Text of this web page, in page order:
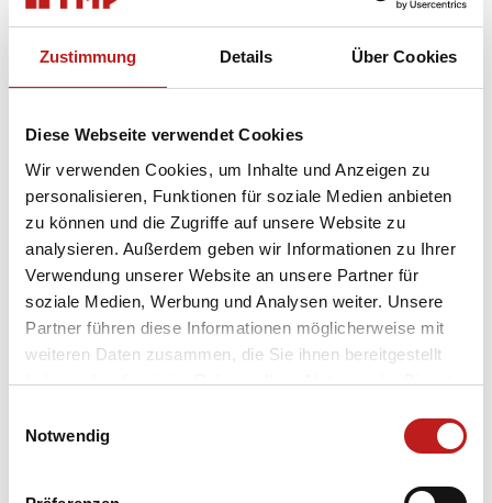
Zustimmung Details Über Cookies
Diese Webseite verwendet Cookies
Wir verwenden Cookies, um Inhalte und Anzeigen zu
personalisieren, Funktionen für soziale Medien anbieten
zu können und die Zugriffe auf unsere Website zu
analysieren. Außerdem geben wir Informationen zu Ihrer
Verwendung unserer Website an unsere Partner für
soziale Medien, Werbung und Analysen weiter. Unsere
Partner führen diese Informationen möglicherweise mit
weiteren Daten zusammen, die Sie ihnen bereitgestellt
haben oder die sie im Rahmen Ihrer Nutzung der Dienste
Datenschutz
Notwendig
Es war für alle Beteiligten aufschlussreich,
unterschiedliche Einschätzungen und Meinungen
zu hören. Nur durch gegenseitiges Zuhören und den
der Offenheit, Toleranz und des
Miteinanders bewahren, das uns bei TMP sehr am
Herzen liegt.
Die angeregte Diskussion drehte sich unter
anderem auch um Fragen wie:
Kaufen Menschen zukünftig nur noch billig ein?
Gelingt es bei ständig steigenden Kosten
überhaupt noch wertschöpfende Firmen in
Thüringen zu erhalten?
Zum Schluss hatte der wirtschaftspolitische